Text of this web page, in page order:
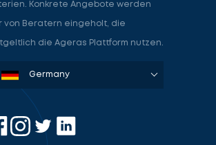
Konkrete Angebote werden
von Beratern eingeholt, die
die Ageras Plattform nutzen.
Denmark
Sweden
Norway
Netherlands
Germany
USA